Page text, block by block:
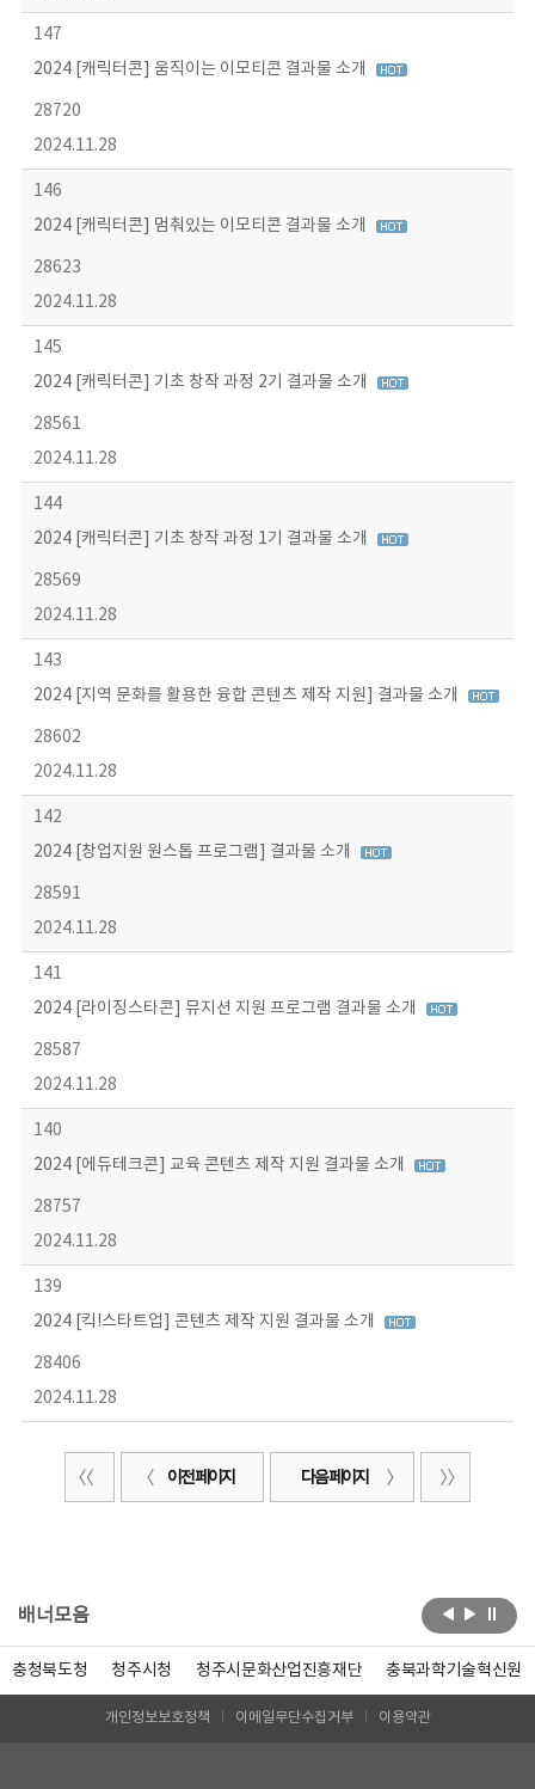
147
2024 [캐릭터콘] 움직이는 이모티콘 결과물 소개
28720
2024.11.28
146
2024 [캐릭터콘] 멈춰있는 이모티콘 결과물 소개
28623
2024.11.28
145
2024 [캐릭터콘] 기초 창작 과정 2기 결과물 소개
28561
2024.11.28
144
2024 [캐릭터콘] 기초 창작 과정 1기 결과물 소개
28569
2024.11.28
143
2024 [지역 문화를 활용한 융합 콘텐츠 제작 지원] 결과물 소개
28602
2024.11.28
142
2024 [창업지원 원스톱 프로그램] 결과물 소개
28591
2024.11.28
141
2024 [라이징스타콘] 뮤지션 지원 프로그램 결과물 소개
28587
2024.11.28
140
2024 [에듀테크콘] 교육 콘텐츠 제작 지원 결과물 소개
28757
2024.11.28
139
2024 [킥!스타트업] 콘텐츠 제작 지원 결과물 소개
28406
2024.11.28
이전 페이지 다음 페이지
배너모음
충청북도청 청주시청 청주시문화산업진흥재단 충북과학기술혁신원
개인정보보호정책 이메일무단수집거부 이용약관